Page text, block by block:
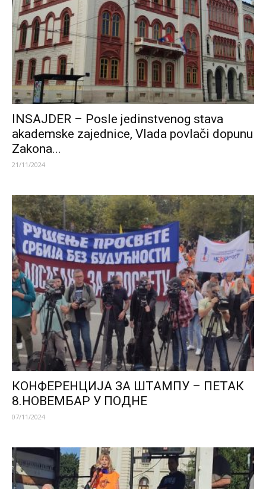
INSAJDER – Posle jedinstvenog stava
akademske zajednice, Vlada povlači dopunu
Zakona...
21/11/2024
КОНФЕРЕНЦИЈА ЗА ШТАМПУ – ПЕТАК
8.НОВЕМБАР У ПОДНЕ
07/11/2024